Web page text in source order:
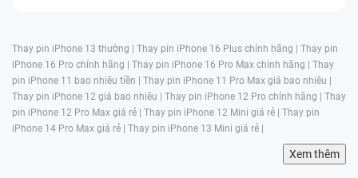
Bên cạnh đó trung tâm dùng các linh kiện trên máy
mỗi khi sửa chữa đều là những linh kiện chính hãng,
có xuất xứ rõ ràng. Đặc biệt trước khi thay pin khách
hàng có thể kiểm tra linh kiện trực tiếp trước khi thay
Thay pin iPhone 13 thường | Thay pin iPhone 16 Plus chính hãng | Thay pin
iPhone 16 Pro chính hãng | Thay pin iPhone 16 Pro Max chính hãng | Thay
pin iPhone 11 bao nhiêu tiền | Thay pin iPhone 11 Pro Max giá bao nhiêu |
Thay pin iPhone 12 giá bao nhiêu | Thay pin iPhone 12 Pro chính hãng | Thay
pin iPhone 12 Pro Max giá rẻ | Thay pin iPhone 12 Mini giá rẻ | Thay pin
iPhone 14 Pro Max giá rẻ | Thay pin iPhone 13 Mini giá rẻ |
Xem thêm